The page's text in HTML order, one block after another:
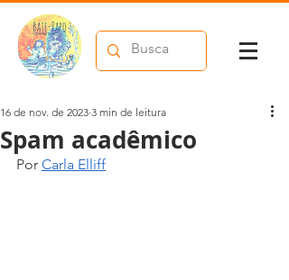
Spam acadêmico
16 de nov. de 2023 3 min de leitura
Por Carla Elliff